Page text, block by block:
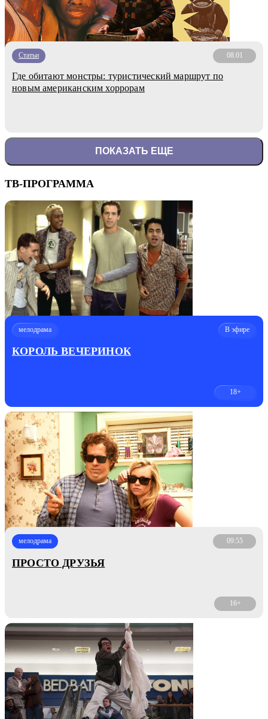
Статьи 08.01
Где обитают монстры: туристический маршрут по
новым американским хоррорам
ПОКАЗАТЬ ЕЩЕ
ТВ-ПРОГРАММА
мелодрама В эфире
КОРОЛЬ ВЕЧЕРИНОК
18+
мелодрама 09:55
ПРОСТО ДРУЗЬЯ
16+